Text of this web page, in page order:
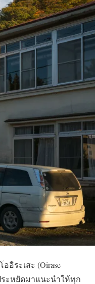
อิระเสะ (Oirase
ระหยัดมาแนะนำให้ทุก